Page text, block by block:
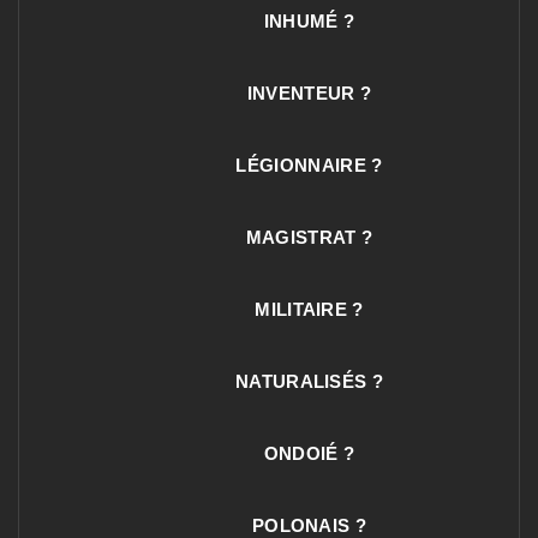
INHUMÉ ?
INVENTEUR ?
LÉGIONNAIRE ?
MAGISTRAT ?
MILITAIRE ?
NATURALISÉS ?
ONDOIÉ ?
POLONAIS ?